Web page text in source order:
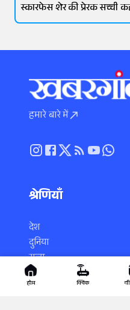
स्कारफेस शेर की प्रेरक सच्ची
हमारे बारे में
श्रेणियाँ
देश
दुनिया
राज्य
स्पोर्ट्स
एंटरटेनमेंट
होम क्विक